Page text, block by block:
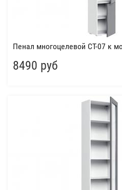
Пенал многоцелевой СТ-07 к
8490 руб